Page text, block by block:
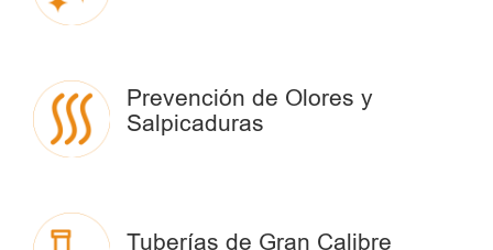
Prevención de Olores y
Salpicaduras
Tuberías de Gran Calibre